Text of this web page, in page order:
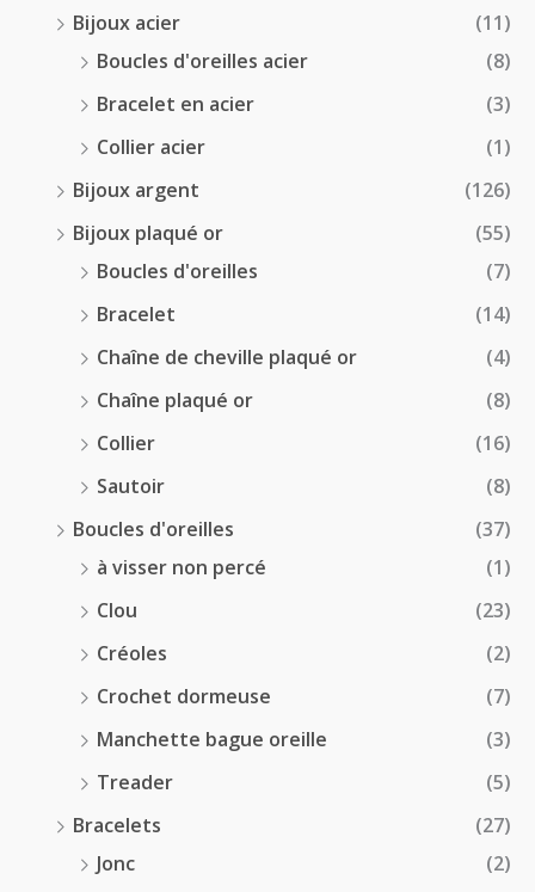
Bijoux acier
(11)
Boucles d'oreilles acier
(8)
Bracelet en acier
(3)
Collier acier
(1)
Bijoux argent
(126)
Bijoux plaqué or
(55)
Boucles d'oreilles
(7)
Bracelet
(14)
Chaîne de cheville plaqué or
(4)
Chaîne plaqué or
(8)
Collier
(16)
Sautoir
(8)
Boucles d'oreilles
(37)
à visser non percé
(1)
Clou
(23)
Créoles
(2)
Crochet dormeuse
(7)
Manchette bague oreille
(3)
Treader
(5)
Bracelets
(27)
Jonc
(2)